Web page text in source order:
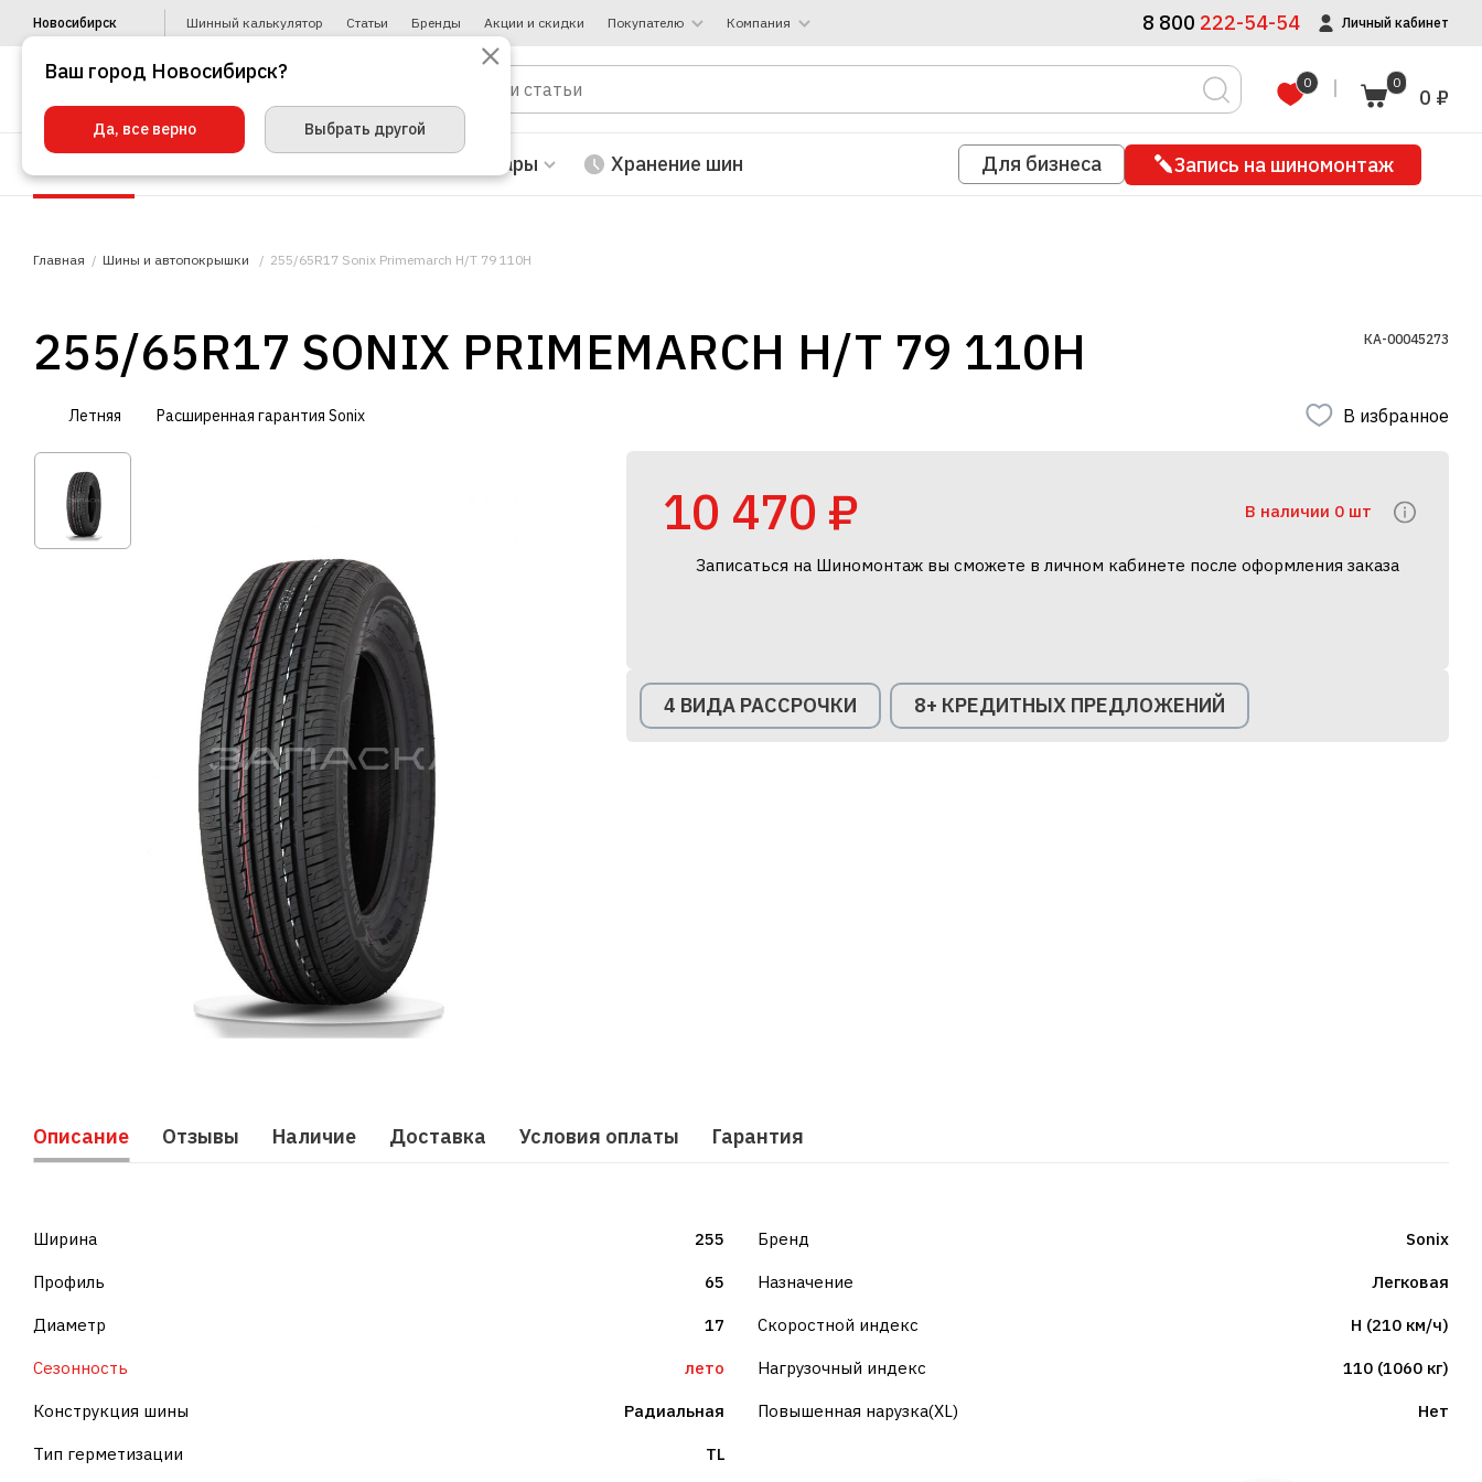
Новосибирск Шинный калькулятор Статьи Бренды Акции и скидки Покупателю Компания 8 800 222-54-54 Личный кабинет
0 0
0 ₽
Автотовары Хранение шин Для бизнеса Запись на шиномонтаж
Главная Шины и автопокрышки 255/65R17 Sonix Primemarch H/T 79 110H
255/65R17 SONIX PRIMEMARCH H/T 79 110H КА-00045273
Летняя Расширенная гарантия Sonix В избранное
10 470 ₽ В наличии 0 шт
Записаться на Шиномонтаж вы сможете в личном кабинете после оформления заказа
4 ВИДА РАССРОЧКИ 8+ КРЕДИТНЫХ ПРЕДЛОЖЕНИЙ
Описание Отзывы Наличие Доставка Условия оплаты Гарантия
Ширина 255
Профиль 65
Диаметр 17
Сезонность лето
Конструкция шины Радиальная
Тип герметизации TL
Бренд Sonix
Назначение Легковая
Скоростной индекс H (210 км/ч)
Нагрузочный индекс 110 (1060 кг)
Повышенная нарузка(XL) Нет
Ваш город Новосибирск?
Да, все верно Выбрать другой